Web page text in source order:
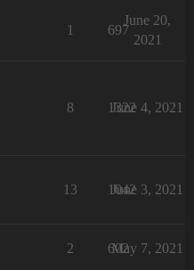
1 697
June 20,
2021
8 1322
June 4, 2021
13 1042
June 3, 2021
2 602
May 7, 2021